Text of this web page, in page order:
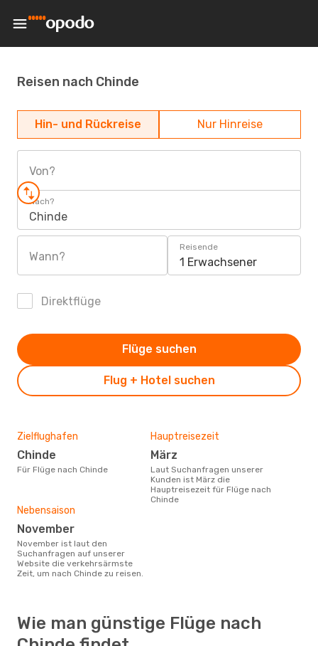
Reisen nach Chinde
Hin- und Rückreise Nur Hinreise
Von?
Nach?
Chinde
Wann?
Reisende
1 Erwachsener
Direktflüge
Flug + Hotel suchen
Flüge suchen
Zielflughafen
Chinde
Für Flüge nach Chinde
Hauptreisezeit
März
Laut Suchanfragen unserer
Kunden ist März die
Hauptreisezeit für Flüge nach
Chinde
Nebensaison
November
November ist laut den
Suchanfragen auf unserer
Website die verkehrsärmste
Zeit, um nach Chinde zu reisen.
Wie man günstige Flüge nach